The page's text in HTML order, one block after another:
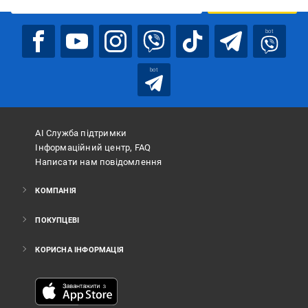
bot
bot
АІ Служба підтримки
Інформаційний центр, FAQ
Написати нам повідомлення
КОМПАНІЯ
ПОКУПЦЕВІ
КОРИСНА ІНФОРМАЦІЯ